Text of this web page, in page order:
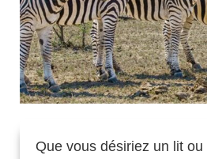
Que vous désiriez un lit